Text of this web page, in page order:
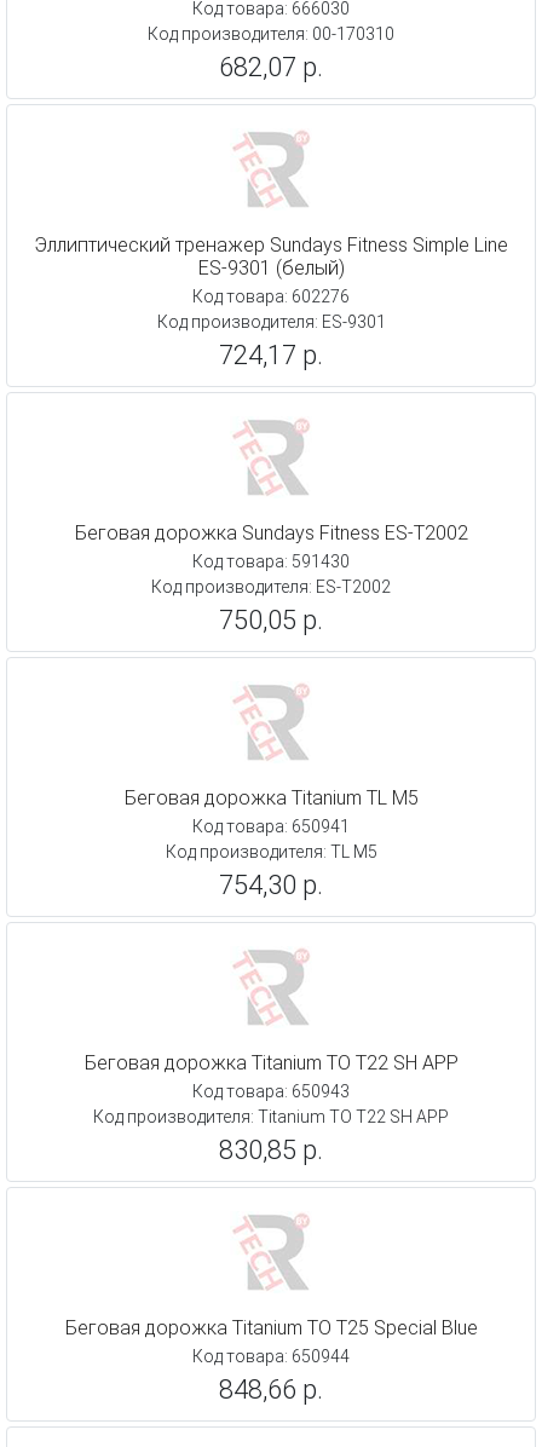
Код товара: 666030
Код производителя: 00-170310
682,07 р.
Эллиптический тренажер Sundays Fitness Simple Line
ES-9301 (белый)
Код товара: 602276
Код производителя: ES-9301
724,17 р.
Беговая дорожка Sundays Fitness ES-T2002
Код товара: 591430
Код производителя: ES-T2002
750,05 р.
Беговая дорожка Titanium TL M5
Код товара: 650941
Код производителя: TL M5
754,30 р.
Беговая дорожка Titanium TO T22 SH APP
Код товара: 650943
Код производителя: Titanium TO T22 SH APP
830,85 р.
Беговая дорожка Titanium TO T25 Special Blue
Код товара: 650944
848,66 р.